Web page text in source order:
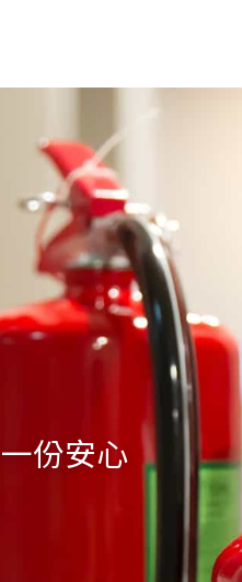
份安心